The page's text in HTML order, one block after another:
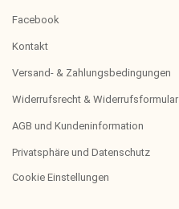
Facebook
Kontakt
Versand- & Zahlungsbedingungen
Widerrufsrecht & Widerrufsformular
AGB und Kundeninformation
Privatsphäre und Datenschutz
Cookie Einstellungen